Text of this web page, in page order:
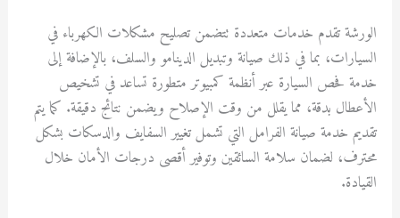
الورشة تقدم خدمات متعددة تتضمن تصليح مشكلات الكهرباء في
السيارات، بما في ذلك صيانة وتبديل الدينامو والسلف، بالإضافة إلى
خدمة فحص السيارة عبر أنظمة كمبيوتر متطورة تساعد في تشخيص
الأعطال بدقة، مما يقلل من وقت الإصلاح ويضمن نتائج دقيقة. كما يتم
تقديم خدمة صيانة الفرامل التي تشمل تغيير السفايف والدسكات بشكل
محترف، لضمان سلامة السائقين وتوفير أقصى درجات الأمان خلال
القيادة.